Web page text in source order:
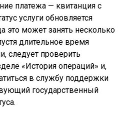
платежа — квитанция с
услуги обновляется
это может занять несколько
длительное время
следует проверить
«История операций» и,
в службу поддержки
государственный